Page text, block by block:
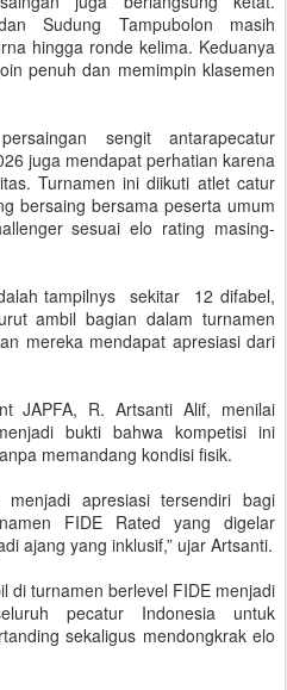
Sudung Tampubolon masih
hingga ronde kelima. Keduanya
penuh dan memimpin klasemen
sengit antarapecatur
juga mendapat perhatian karena
Turnamen ini diikuti atlet catur
bersaing bersama peserta umum
sesuai elo rating masing-
tampilnys sekitar 12 difabel,
ambil bagian dalam turnamen
mereka mendapat apresiasi dari
JAPFA, R. Artsanti Alif, menilai
bukti bahwa kompetisi ini
memandang kondisi fisik.
apresiasi tersendiri bagi
FIDE Rated yang digelar
ajang yang inklusif,” ujar Artsanti.
di turnamen berlevel FIDE menjadi
pecatur Indonesia untuk
sekaligus mendongkrak elo